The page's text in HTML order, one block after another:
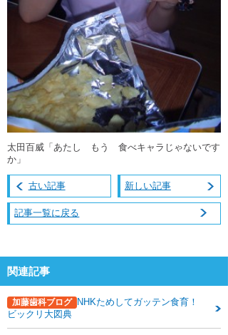
太田百威「あたし もう 食べキャラじゃないです
か」
新しい記事
古い記事
記事一覧に戻る
関連記事
加藤歯科ブログ NHKためしてガッテン食育！
ビックリ大図典